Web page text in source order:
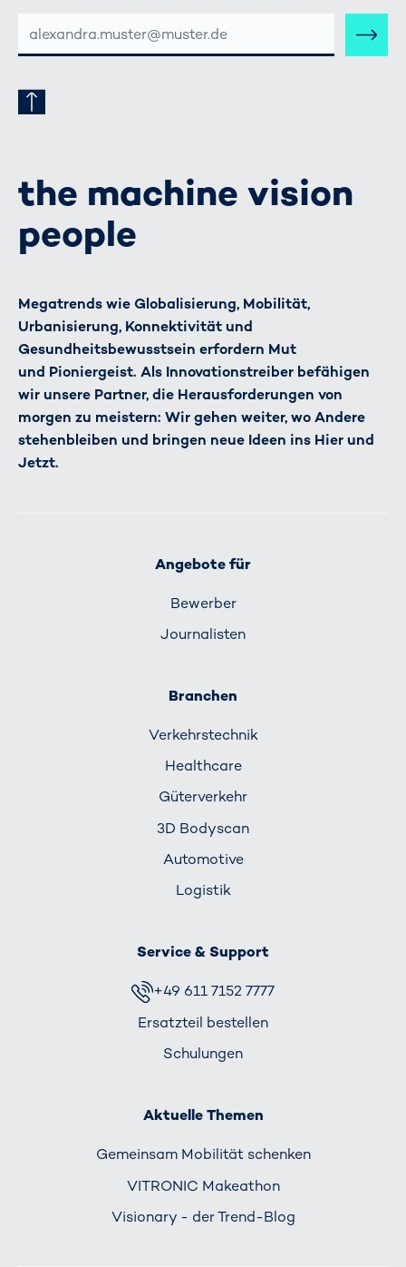
MAIL-
ADRESSE
the machine vision
people
Megatrends wie Globalisierung, Mobilität,
Urbanisierung, Konnektivität und
Gesundheitsbewusstsein erfordern Mut
und Pioniergeist. Als Innovationstreiber befähigen
wir unsere Partner, die Herausforderungen von
morgen zu meistern: Wir gehen weiter, wo Andere
stehenbleiben und bringen neue Ideen ins Hier und
Jetzt.
Angebote für
Bewerber
Journalisten
Branchen
Verkehrs­technik
Healthcare
Güterverkehr
3D Bodyscan
Automotive
Logistik
Service & Support
+49 611 7152 7777
Ersatzteil bestellen
Schulungen
Aktuelle Themen
Gemeinsam Mobilität schenken
VITRONIC Makeathon
Visionary - der Trend-Blog